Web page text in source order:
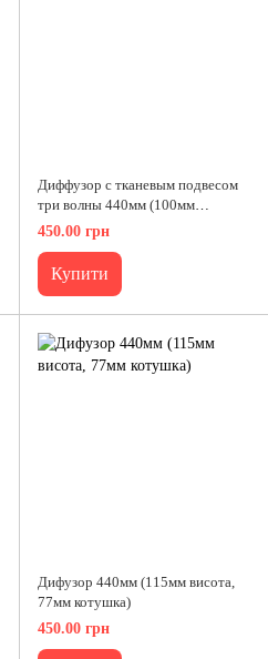
Диффузор с тканевым подвесом
три волны 440мм (100мм
катушка)
450.00 грн
Купити
Дифузор 440мм (115мм висота,
77мм котушка)
450.00 грн